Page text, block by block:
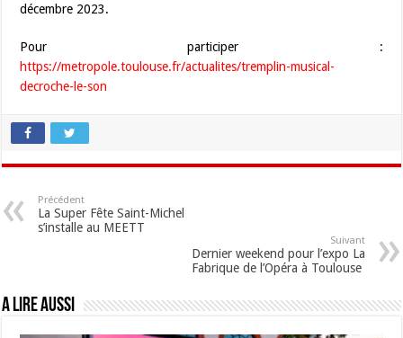
décembre 2023.
Pour participer :
https://metropole.toulouse.fr/actualites/tremplin-musical-
decroche-le-son
Précédent
La Super Fête Saint-Michel
s’installe au MEETT
Suivant
Dernier weekend pour l’expo La
Fabrique de l’Opéra à Toulouse
A lire aussi